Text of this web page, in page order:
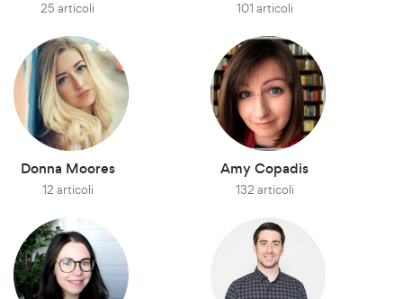
25 articoli 101 articoli
Donna Moores
12 articoli
Amy Copadis
132 articoli